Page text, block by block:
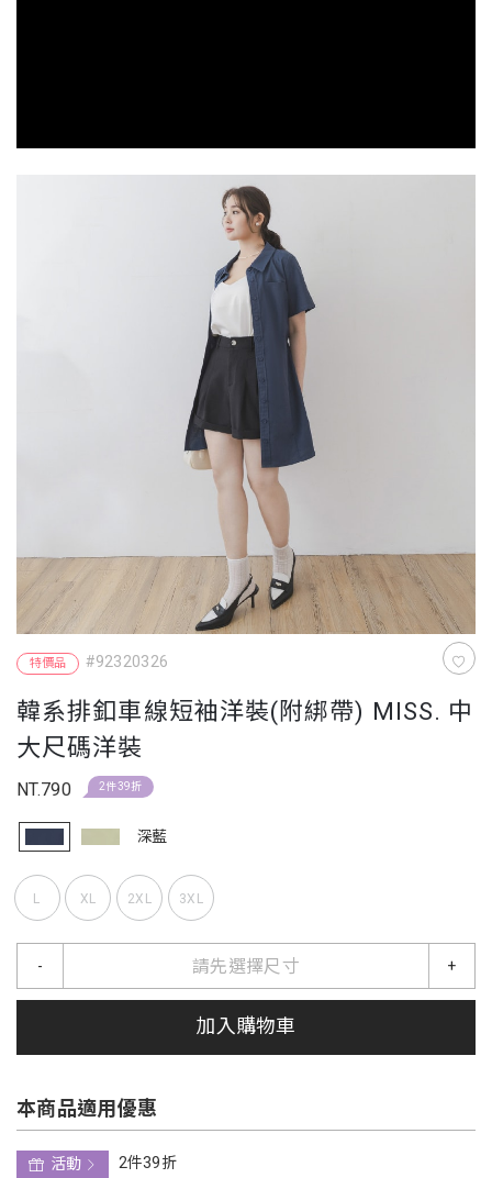
特價品 #92320326
韓系排釦車線短袖洋裝(附綁帶) MISS. 中
大尺碼洋裝
NT.790 2件39折
深藍
L XL 2XL 3XL
請先選擇尺寸
- +
加入購物車
本商品適用優惠
活動
2件39折